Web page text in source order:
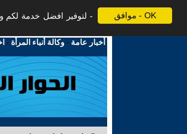
موافق - OK
لتوفير افضل خدمة لكم
أخبار عامة -وكالة أنباء المرأة -